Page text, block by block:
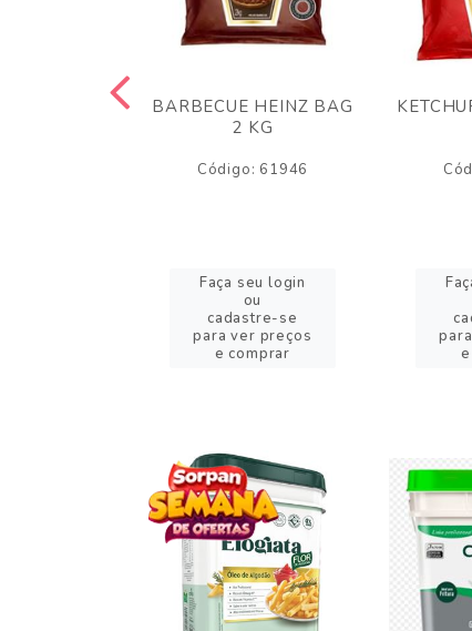
BARBECUE HEINZ BAG
2 KG
Código: 61946
Faça seu login
ou
cadastre-se
para ver preços
e comprar